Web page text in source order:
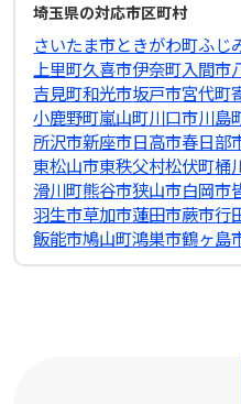
埼玉県の対応市区町村
さいたま市ときがわ町ふじ
上里町久喜市伊奈町入間市
吉見町和光市坂戸市宮代町
小鹿野町嵐山町川口市川島
所沢市新座市日高市春日部
東松山市東秩父村松伏町桶
滑川町熊谷市狭山市白岡市
羽生市草加市蓮田市蕨市行
飯能市鳩山町鴻巣市鶴ヶ島